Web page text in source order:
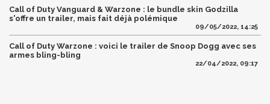
Call of Duty Vanguard & Warzone : le bundle skin Godzilla
s'offre un trailer, mais fait déjà polémique
09/05/2022, 14:25
Call of Duty Warzone : voici le trailer de Snoop Dogg avec ses
armes bling-bling
22/04/2022, 09:17